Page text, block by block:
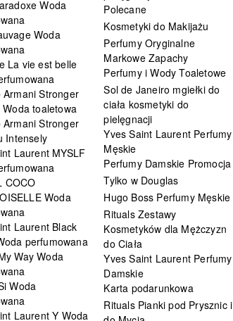
Woda
Woda
La vie est belle
Armani Stronger
toaletowa
Armani Stronger
Intensely
Laurent MYSLF
COCO
Woda
Laurent Black
perfumowana
Way Woda
Woda
Laurent Y Woda
Polecane
Kosmetyki do Makijażu
Perfumy Oryginalne
Markowe Zapachy
Perfumy i Wody Toaletowe
Sol de Janeiro mgiełki do
ciała kosmetyki do
pielęgnacji
Yves Saint Laurent Perfumy
Męskie
Perfumy Damskie Promocja
Tylko w Douglas
Hugo Boss Perfumy Męskie
Rituals Zestawy
Kosmetyków dla Mężczyzn
do Ciała
Yves Saint Laurent Perfumy
Damskie
Karta podarunkowa
Rituals Pianki pod Prysznic i